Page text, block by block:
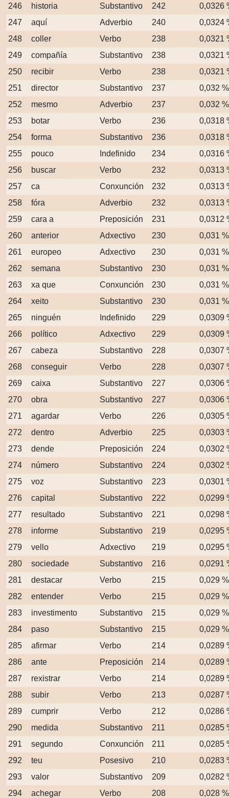
246
historia Substantivo 242
0,0326
247
aquí Adverbio 240
0,0324
248
coller Verbo 238
0,0321
249
compañía Substantivo 238
0,0321
250
recibir Verbo 238
0,0321
251
director Substantivo 237
0,032 %
252
mesmo Adverbio 237
0,032 %
253
botar Verbo 236
0,0318
254
forma Substantivo 236
0,0318
255
pouco Indefinido 234
0,0316
256
buscar Verbo 232
0,0313
257
ca Conxunción 232
0,0313
258
fóra Adverbio 232
0,0313
259
cara a Preposición 231
0,0312
260
anterior Adxectivo 230
0,031 %
261
europeo Adxectivo 230
0,031 %
262
semana Substantivo 230
0,031 %
263
xa que Conxunción 230
0,031 %
264
xeito Substantivo 230
0,031 %
265
ninguén Indefinido 229
0,0309
266
político Adxectivo 229
0,0309
267
cabeza Substantivo 228
0,0307
268
conseguir Verbo 228
0,0307
269
caixa Substantivo 227
0,0306
270
obra Substantivo 227
0,0306
271
agardar Verbo 226
0,0305
272
dentro Adverbio 225
0,0303
273
dende Preposición 224
0,0302
274
número Substantivo 224
0,0302
275
voz Substantivo 223
0,0301
276
capital Substantivo 222
0,0299
277
resultado Substantivo 221
0,0298
278
informe Substantivo 219
0,0295
279
vello Adxectivo 219
0,0295
280
sociedade Substantivo 216
0,0291
281
destacar Verbo 215
0,029 %
282
entender Verbo 215
0,029 %
283
investimento Substantivo 215
0,029 %
284
paso Substantivo 215
0,029 %
285
afirmar Verbo 214
0,0289
286
ante Preposición 214
0,0289
287
rexistrar Verbo 214
0,0289
288
subir Verbo 213
0,0287
289
cumprir Verbo 212
0,0286
290
medida Substantivo 211
0,0285
291
segundo Conxunción 211
0,0285
292
teu Posesivo 210
0,0283
293
valor Substantivo 209
0,0282
294
achegar Verbo 208
0,028 %